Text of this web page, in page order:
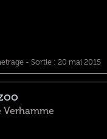
- Sortie : 20 mai 2015
Verhamme